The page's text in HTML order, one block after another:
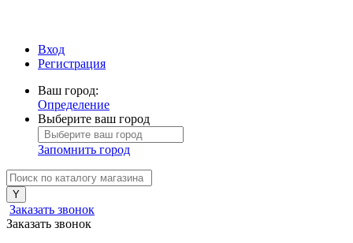
Вход
Регистрация
Ваш город:
Определение
Выберите ваш город
Запомнить город
Заказать звонок
Заказать звонок